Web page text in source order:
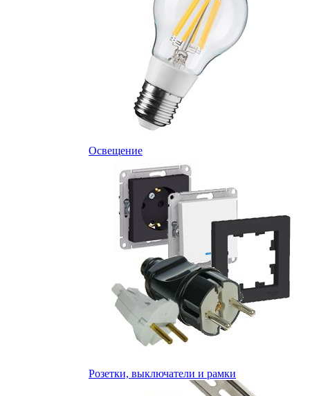
Освещение
Розетки, выключатели и рамки